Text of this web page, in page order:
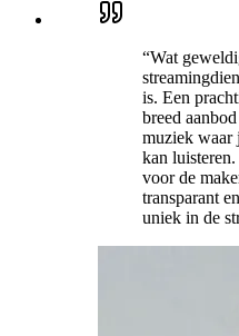
“Wat
is. Een
breed
muziek waar
kan
voor de
transparant
uniek in de